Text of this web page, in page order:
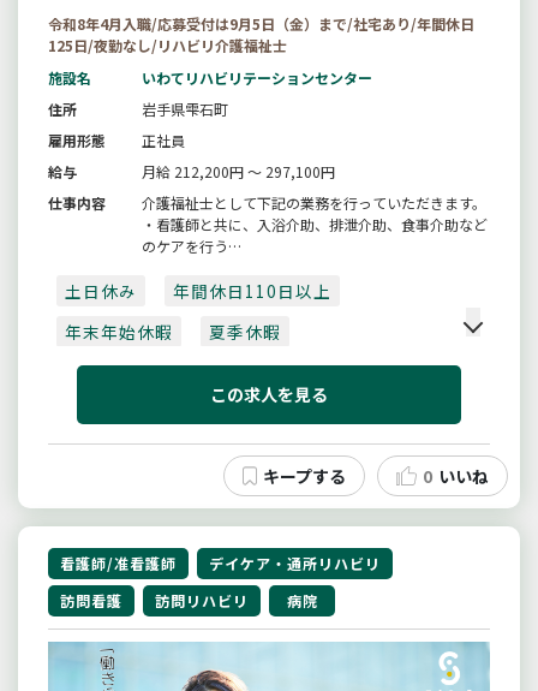
令和8年4月入職/応募受付は9月5日（金）まで/社宅あり/年間休日
125日/夜勤なし/リハビリ介護福祉士
施設名
いわてリハビリテーションセンター
住所
岩手県雫石町
雇用形態
正社員
給与
月給 212,200円 ～ 297,100円
仕事内容
介護福祉士として下記の業務を行っていただきます。
・看護師と共に、入浴介助、排泄介助、食事介助など
のケアを行う
・入院患者のレクリエーション活動の企画・運営
土日休み
年間休日110日以上
年末年始休暇
夏季休暇
入社後すぐ有給取得可
賞与あり
夜勤なし
車通勤可
ブランク可
この求人を見る
0 いいね
看護師/准看護師
デイケア・通所リハビリ
訪問看護
訪問リハビリ 病院